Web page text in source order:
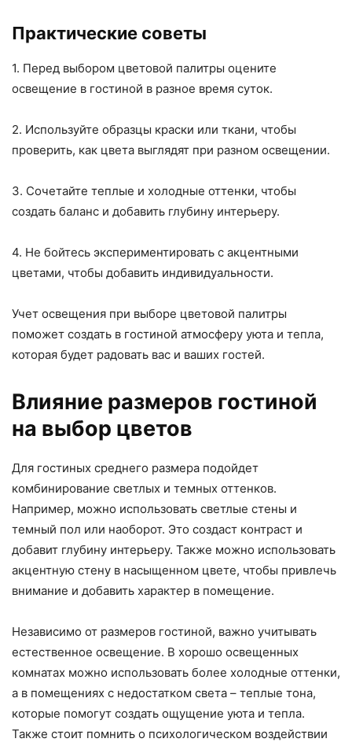
Практические советы
1. Перед выбором цветовой палитры оцените
освещение в гостиной в разное время суток.
2. Используйте образцы краски или ткани, чтобы
проверить, как цвета выглядят при разном освещении.
3. Сочетайте теплые и холодные оттенки, чтобы
создать баланс и добавить глубину интерьеру.
4. Не бойтесь экспериментировать с акцентными
цветами, чтобы добавить индивидуальности.
Учет освещения при выборе цветовой палитры
поможет создать в гостиной атмосферу уюта и тепла,
которая будет радовать вас и ваших гостей.
Влияние размеров гостиной
на выбор цветов
Для гостиных среднего размера подойдет
комбинирование светлых и темных оттенков.
Например, можно использовать светлые стены и
темный пол или наоборот. Это создаст контраст и
добавит глубину интерьеру. Также можно использовать
акцентную стену в насыщенном цвете, чтобы привлечь
внимание и добавить характер в помещение.
Независимо от размеров гостиной, важно учитывать
естественное освещение. В хорошо освещенных
комнатах можно использовать более холодные оттенки,
а в помещениях с недостатком света – теплые тона,
которые помогут создать ощущение уюта и тепла.
Также стоит помнить о психологическом воздействии